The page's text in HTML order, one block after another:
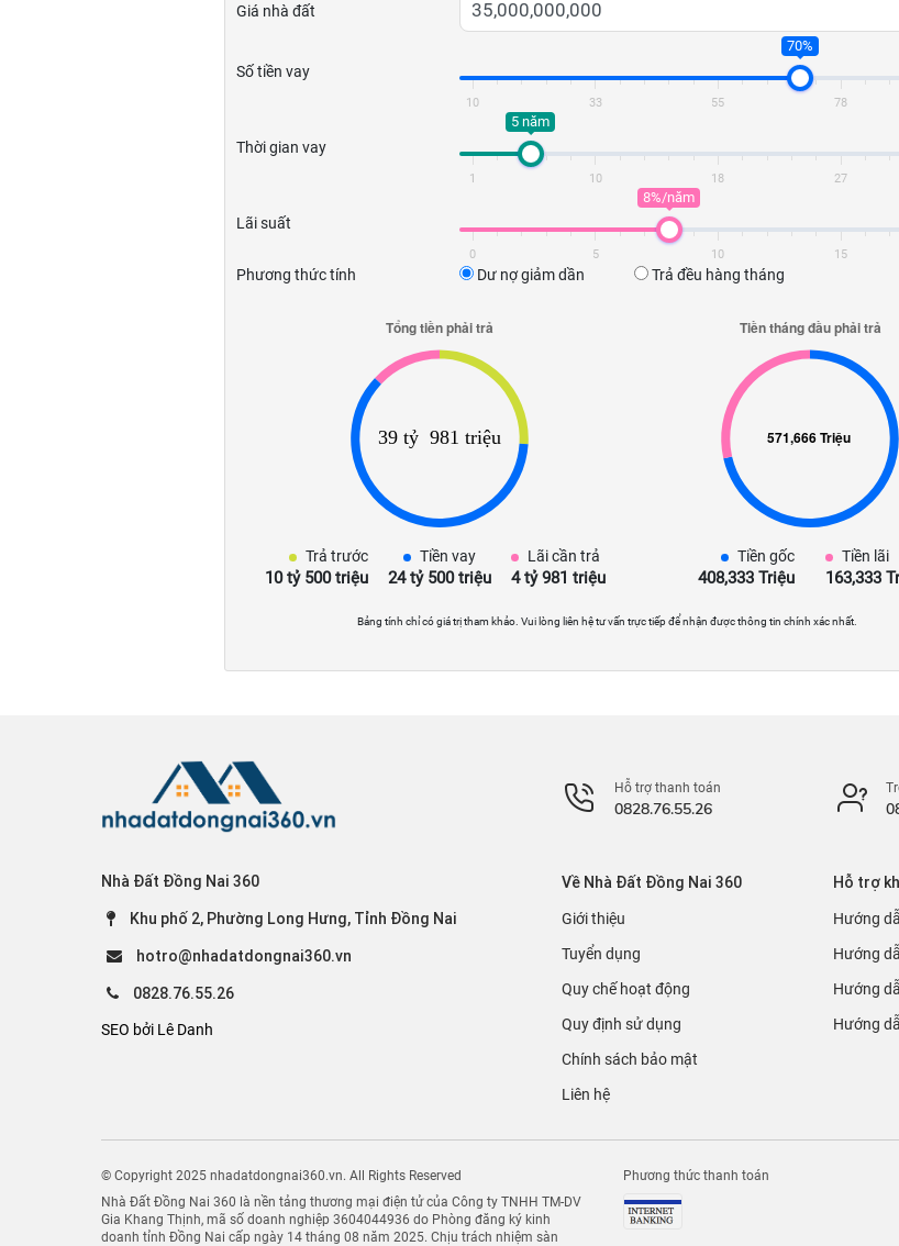
Giá nhà đất
Số tiền vay
70%
10 33 55 78
Thời gian vay
5 năm
1 10 18 27
Lãi suất
8%/năm
0 5 10 15
Phương thức tính Dư nợ giảm dần Trả đều hàng tháng
Trả trước
10 tỷ 500 triệu
Tiền vay
24 tỷ 500 triệu
Lãi cần trả
4 tỷ 981 triệu
Tiền gốc
408,333 Triệu
Tiền lãi
163,333
Bảng tính chỉ có giá trị tham khảo. Vui lòng liên hệ tư vấn trực tiếp để nhận được thông tin chính xác nhất.
Nhà Đất Đồng Nai 360
Khu phố 2, Phường Long Hưng, Tỉnh Đồng Nai
hotro@nhadatdongnai360.vn
0828.76.55.26
SEO bởi Lê Danh
Hỗ trợ thanh toán
0828.76.55.26
Về Nhà Đất Đồng Nai 360
Giới thiệu
Tuyển dụng
Quy chế hoạt động
Quy định sử dụng
Chính sách bảo mật
Liên hệ
Hỗ trợ
Hướng
Hướng
Hướng
Hướng
© Copyright 2025 nhadatdongnai360.vn. All Rights Reserved
Nhà Đất Đồng Nai 360 là nền tảng thương mại điện tử của Công ty TNHH TM-DV
Gia Khang Thịnh, mã số doanh nghiệp 3604044936 do Phòng đăng ký kinh
doanh tỉnh Đồng Nai cấp ngày 14 tháng 08 năm 2025. Chịu trách nhiệm sàn
Phương thức thanh toán